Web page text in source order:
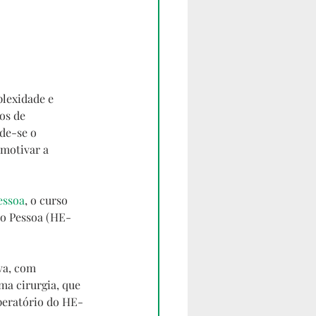
e
de
se o
a
, o curso
Pessoa (HE-
com
cirurgia, que
do HE-